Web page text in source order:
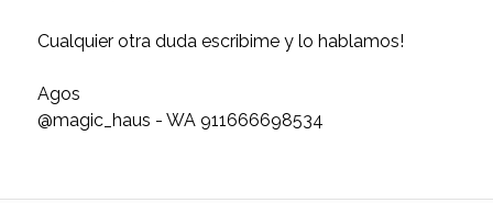
Cualquier otra duda escribime y lo hablamos!
Agos
@magic_haus - WA 911666698534